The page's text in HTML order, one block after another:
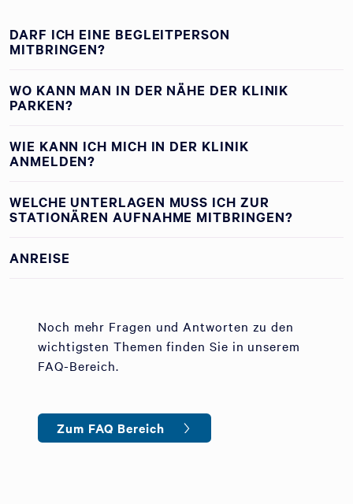
DARF ICH EINE BEGLEITPERSON
MITBRINGEN?
WO KANN MAN IN DER NÄHE DER KLINIK
PARKEN?
WIE KANN ICH MICH IN DER KLINIK
ANMELDEN?
WELCHE UNTERLAGEN MUSS ICH ZUR
STATIONÄREN AUFNAHME MITBRINGEN?
ANREISE
Noch mehr Fragen und Antworten zu den
wichtigsten Themen finden Sie in unserem
FAQ-Bereich.
Zum FAQ Bereich